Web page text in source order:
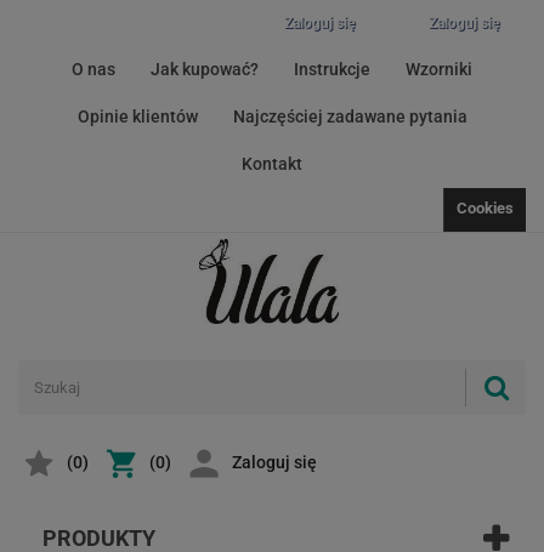
Zaloguj się
Zaloguj się
O nas Jak kupować? Instrukcje Wzorniki
Opinie klientów Najczęściej zadawane pytania
Kontakt
Cookies
(0) (0) Zaloguj się
PRODUKTY